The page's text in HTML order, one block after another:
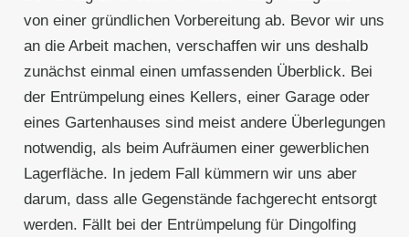
von einer gründlichen Vorbereitung ab. Bevor wir uns
an die Arbeit machen, verschaffen wir uns deshalb
zunächst einmal einen umfassenden Überblick. Bei
der Entrümpelung eines Kellers, einer Garage oder
eines Gartenhauses sind meist andere Überlegungen
notwendig, als beim Aufräumen einer gewerblichen
Lagerfläche. In jedem Fall kümmern wir uns aber
darum, dass alle Gegenstände fachgerecht entsorgt
werden. Fällt bei der Entrümpelung für Dingolfing